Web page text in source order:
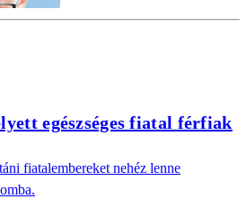
egészséges fiatal férfiak
fiatalembereket nehéz lenne